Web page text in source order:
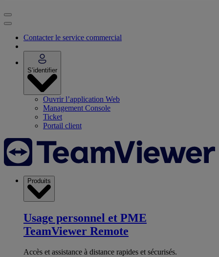
Contacter le service commercial
S’identifier
Ouvrir l’application Web
Management Console
Ticket
Portail client
Produits
Usage personnel et PME
TeamViewer Remote
Accès et assistance à distance rapides et sécurisés.